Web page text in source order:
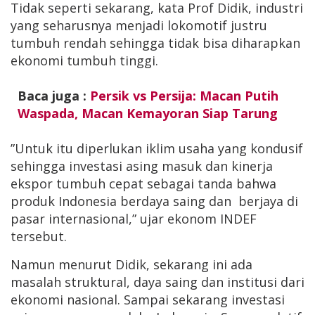
Tidak seperti sekarang, kata Prof Didik, industri
yang seharusnya menjadi lokomotif justru
tumbuh rendah sehingga tidak bisa diharapkan
ekonomi tumbuh tinggi.
Baca juga : Persik vs Persija: Macan Putih
Waspada, Macan Kemayoran Siap Tarung
”Untuk itu diperlukan iklim usaha yang kondusif
sehingga investasi asing masuk dan kinerja
ekspor tumbuh cepat sebagai tanda bahwa
produk Indonesia berdaya saing dan berjaya di
pasar internasional,” ujar ekonom INDEF
tersebut.
Namun menurut Didik, sekarang ini ada
masalah struktural, daya saing dan institusi dari
ekonomi nasional. Sampai sekarang investasi